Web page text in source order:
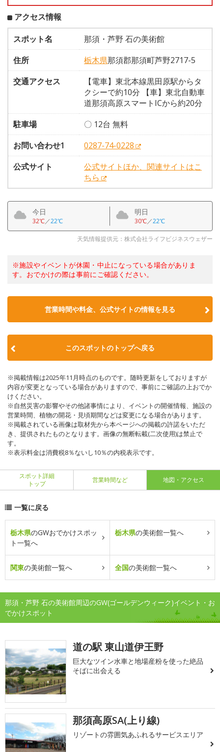
アクセス情報
スポット名
那須・芦野 石の美術館
住所
栃木県那須郡那須町芦野2717-5
交通アクセス
【電車】東北本線黒田原駅からタ
クシーで約10分 【車】東北自動車
道那須高原スマートICから約20分
駐車場
〇 12台 無料
お問い合わせ1
0287-74-0228
公式サイト
公式サイトほか、関連サイトはこ
ちら
今日
32℃／22℃
明日
30℃／22℃
天気情報提供元：株式会社ライフビジネスウェザー
※施設やイベントが休園・中止になっている場合がありま
す。おでかけの際は事前にご確認ください。
営業時間や料金、公式サイトの情報を見る
このスポットのトップへ戻る
※掲載情報は2025年11月時点のものです。随時更新をしておりますが
内容が変更となっている場合がありますので、事前にご確認の上おでか
けください。
※自然災害の影響やその他諸事情により、イベントの開催情報、施設の
営業時間、植物の開花・見頃期間などは変更になる場合があります。
※掲載されている画像は取材先から本ページへの掲載の許諾をいただ
き、提供されたものとなります。画像の無断転載(二次使用)は禁止で
す。
※表示料金は消費税8％ないし10％の内税表示です。
スポット詳細
トップ
営業時間など 地図・アクセス
一覧に戻る
栃木県のGWおでかけスポッ
ト一覧へ
栃木県の美術館一覧へ
関東の美術館一覧へ 全国の美術館一覧へ
那須・芦野 石の美術館周辺のGW(ゴールデンウィーク)イベント・お
でかけスポット
道の駅 東山道伊王野
巨大なツイン水車と地場産粉を使った絶品
そばに出会える
那須高原SA(上り線)
リゾートの雰囲気あふれるサービスエリア